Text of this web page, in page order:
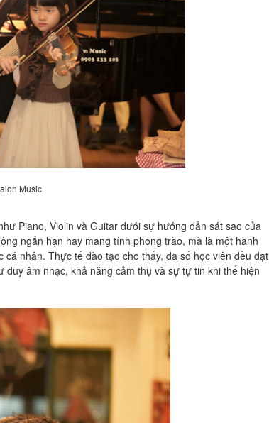
Music
Piano, Violin và Guitar dưới sự hướng dẫn sát sao của
ngắn hạn hay mang tính phong trào, mà là một hành
nhân. Thực tế đào tạo cho thấy, đa số học viên đều đạt
âm nhạc, khả năng cảm thụ và sự tự tin khi thể hiện